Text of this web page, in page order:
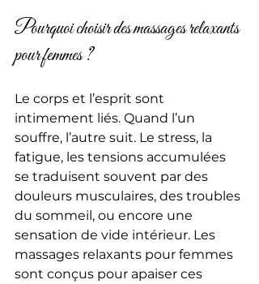
Pourquoi choisir des massages relaxants
pour femmes ?
Le corps et l’esprit sont
intimement liés. Quand l’un
souffre, l’autre suit. Le stress, la
fatigue, les tensions accumulées
se traduisent souvent par des
douleurs musculaires, des troubles
du sommeil, ou encore une
sensation de vide intérieur. Les
massages relaxants pour femmes
sont conçus pour apaiser ces